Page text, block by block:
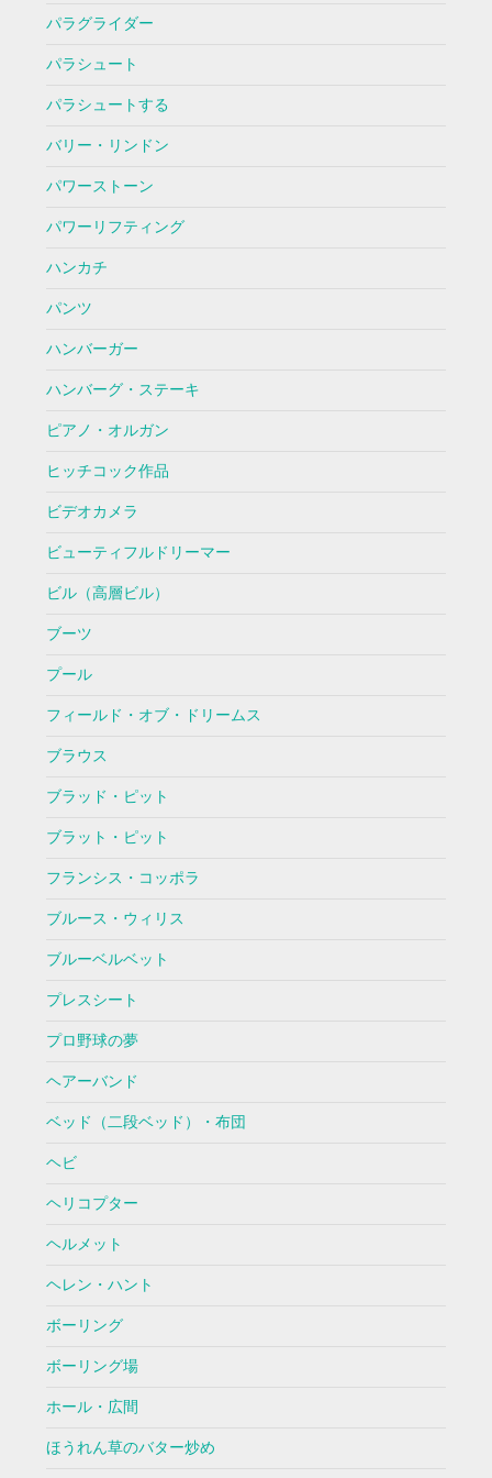
パラグライダー
パラシュート
パラシュートする
バリー・リンドン
パワーストーン
パワーリフティング
ハンカチ
パンツ
ハンバーガー
ハンバーグ・ステーキ
ピアノ・オルガン
ヒッチコック作品
ビデオカメラ
ビューティフルドリーマー
ビル（高層ビル）
ブーツ
プール
フィールド・オブ・ドリームス
ブラウス
ブラッド・ピット
ブラット・ピット
フランシス・コッポラ
ブルース・ウィリス
ブルーベルベット
プレスシート
プロ野球の夢
ヘアーバンド
ベッド（二段ベッド）・布団
ヘビ
ヘリコプター
ヘルメット
ヘレン・ハント
ボーリング
ボーリング場
ホール・広間
ほうれん草のバター炒め